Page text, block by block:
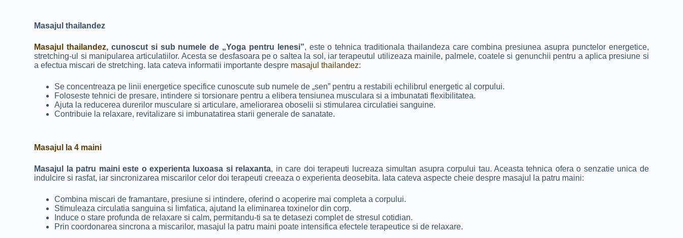
Masajul thailandez
Masajul thailandez, cunoscut si sub numele de „Yoga pentru lenesi”, este o tehnica traditionala thailandeza care combina presiunea asupra punctelor energetice,
stretching-ul si manipularea articulatiilor. Acesta se desfasoara pe o saltea la sol, iar terapeutul utilizeaza mainile, palmele, coatele si genunchii pentru a aplica presiune si
a efectua miscari de stretching. Iata cateva informatii importante despre masajul thailandez:
Se concentreaza pe linii energetice specifice cunoscute sub numele de „sen” pentru a restabili echilibrul energetic al corpului.
Foloseste tehnici de presare, intindere si torsionare pentru a elibera tensiunea musculara si a imbunatati flexibilitatea.
Ajuta la reducerea durerilor musculare si articulare, ameliorarea oboselii si stimularea circulatiei sanguine.
Contribuie la relaxare, revitalizare si imbunatatirea starii generale de sanatate.
Masajul la 4 maini
Masajul la patru maini este o experienta luxoasa si relaxanta, in care doi terapeuti lucreaza simultan asupra corpului tau. Aceasta tehnica ofera o senzatie unica de
indulcire si rasfat, iar sincronizarea miscarilor celor doi terapeuti creeaza o experienta deosebita. Iata cateva aspecte cheie despre masajul la patru maini:
Combina miscari de framantare, presiune si intindere, oferind o acoperire mai completa a corpului.
Stimuleaza circulatia sanguina si limfatica, ajutand la eliminarea toxinelor din corp.
Induce o stare profunda de relaxare si calm, permitandu-ti sa te detasezi complet de stresul cotidian.
Prin coordonarea sincrona a miscarilor, masajul la patru maini poate intensifica efectele terapeutice si de relaxare.